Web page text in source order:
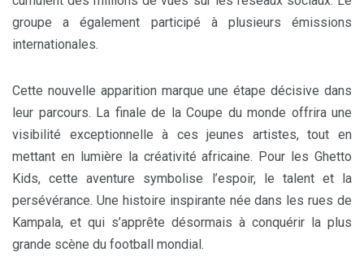
groupe a également participé à plusieurs émissions
internationales.
Cette nouvelle apparition marque une étape décisive dans
leur parcours. La finale de la Coupe du monde offrira une
visibilité exceptionnelle à ces jeunes artistes, tout en
mettant en lumière la créativité africaine. Pour les Ghetto
Kids, cette aventure symbolise l’espoir, le talent et la
persévérance. Une histoire inspirante née dans les rues de
Kampala, et qui s’apprête désormais à conquérir la plus
grande scène du football mondial.